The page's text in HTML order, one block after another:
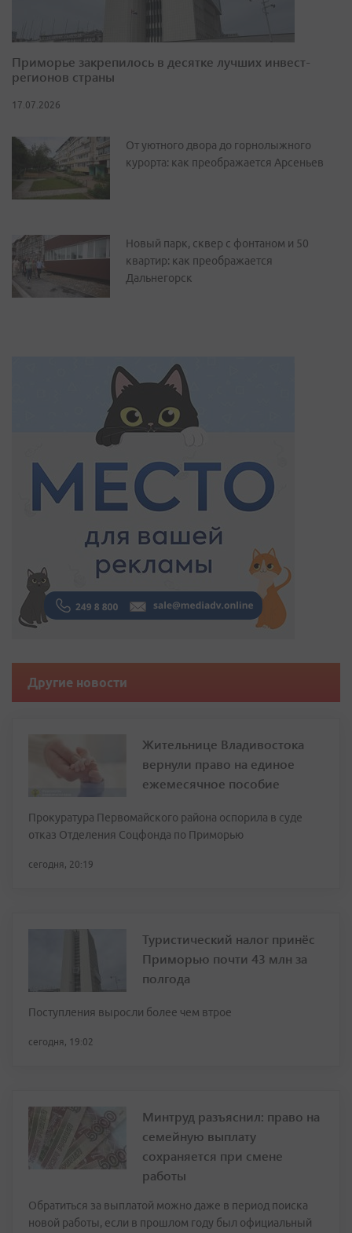
Приморье закрепилось в десятке лучших инвест-
регионов страны
17.07.2026
От уютного двора до горнолыжного
курорта: как преображается Арсеньев
Новый парк, сквер с фонтаном и 50
квартир: как преображается
Дальнегорск
Другие новости
Жительнице Владивостока
вернули право на единое
ежемесячное пособие
Прокуратура Первомайского района оспорила в суде
отказ Отделения Соцфонда по Приморью
сегодня, 20:19
Туристический налог принёс
Приморью почти 43 млн за
полгода
Поступления выросли более чем втрое
сегодня, 19:02
Минтруд разъяснил: право на
семейную выплату
сохраняется при смене
работы
Обратиться за выплатой можно даже в период поиска
новой работы, если в прошлом году был официальный